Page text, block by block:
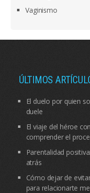
Vaginismo
ÚLTIMOS
El duelo por quien
duele
El viaje del héroe
comprender el
Parentalidad
atrás
Cómo dejar de
para relacionarte